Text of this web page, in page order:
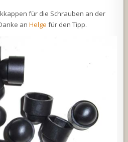
für die Schrauben an der
anHelge für den Tipp.